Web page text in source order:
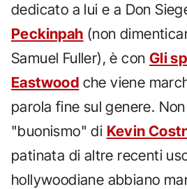
dedicato a lui e a Don
Peckinpah (non
Samuel Fuller), è con Gli
Eastwood che viene
parola fine sul genere.
"buonismo" di Kevin
patinata di altre recenti
hollywoodiane abbiano